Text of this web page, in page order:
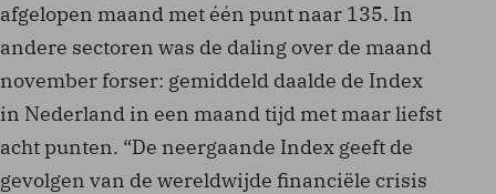
afgelopen maand met één punt naar 135. In
andere sectoren was de daling over de maand
november forser: gemiddeld daalde de Index
in Nederland in een maand tijd met maar liefst
acht punten. “De neergaande Index geeft de
gevolgen van de wereldwijde financiële crisis